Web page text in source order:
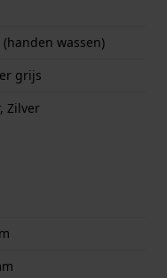
(handen wassen)
grijs
Zilver